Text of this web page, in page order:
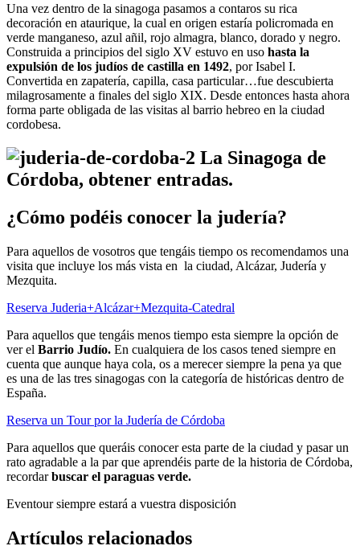
Una vez dentro de la sinagoga pasamos a contaros su rica
decoración en ataurique, la cual en origen estaría policromada en
verde manganeso, azul añil, rojo almagra, blanco, dorado y negro.
Construida a principios del siglo XV estuvo en uso hasta la
expulsión de los judíos de castilla en 1492, por Isabel I.
Convertida en zapatería, capilla, casa particular…fue descubierta
milagrosamente a finales del siglo XIX. Desde entonces hasta ahora
forma parte obligada de las visitas al barrio hebreo en la ciudad
cordobesa.
¿Cómo podéis conocer la judería?
Para aquellos de vosotros que tengáis tiempo os recomendamos una
visita que incluye los más vista en la ciudad, Alcázar, Judería y
Mezquita.
Reserva Juderia+Alcázar+Mezquita-Catedral
Para aquellos que tengáis menos tiempo esta siempre la opción de
ver el Barrio Judío. En cualquiera de los casos tened siempre en
cuenta que aunque haya cola, os a merecer siempre la pena ya que
es una de las tres sinagogas con la categoría de históricas dentro de
España.
Reserva un Tour por la Judería de Córdoba
Para aquellos que queráis conocer esta parte de la ciudad y pasar un
rato agradable a la par que aprendéis parte de la historia de Córdoba,
recordarbuscar el paraguas verde.
Eventour siempre estará a vuestra disposición
Artículos relacionados